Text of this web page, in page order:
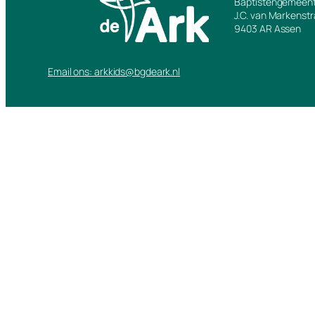
J.C. van
9403 AR Assen
Email ons: arkkids@bgdeark.nl